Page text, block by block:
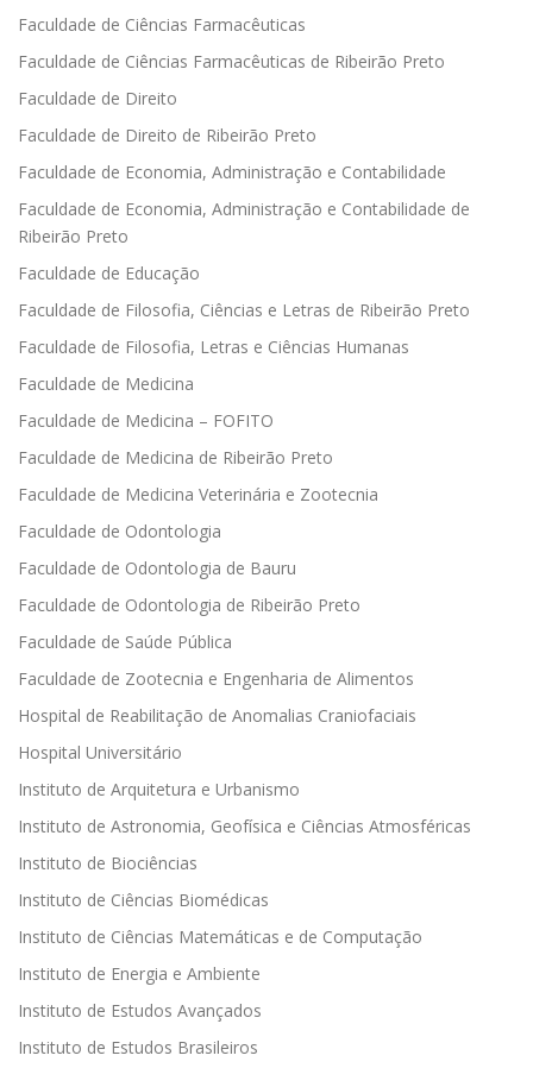
Faculdade de Ciências Farmacêuticas
Faculdade de Ciências Farmacêuticas de Ribeirão Preto
Faculdade de Direito
Faculdade de Direito de Ribeirão Preto
Faculdade de Economia, Administração e Contabilidade
Faculdade de Economia, Administração e Contabilidade de
Ribeirão Preto
Faculdade de Educação
Faculdade de Filosofia, Ciências e Letras de Ribeirão Preto
Faculdade de Filosofia, Letras e Ciências Humanas
Faculdade de Medicina
Faculdade de Medicina – FOFITO
Faculdade de Medicina de Ribeirão Preto
Faculdade de Medicina Veterinária e Zootecnia
Faculdade de Odontologia
Faculdade de Odontologia de Bauru
Faculdade de Odontologia de Ribeirão Preto
Faculdade de Saúde Pública
Faculdade de Zootecnia e Engenharia de Alimentos
Hospital de Reabilitação de Anomalias Craniofaciais
Hospital Universitário
Instituto de Arquitetura e Urbanismo
Instituto de Astronomia, Geofísica e Ciências Atmosféricas
Instituto de Biociências
Instituto de Ciências Biomédicas
Instituto de Ciências Matemáticas e de Computação
Instituto de Energia e Ambiente
Instituto de Estudos Avançados
Instituto de Estudos Brasileiros